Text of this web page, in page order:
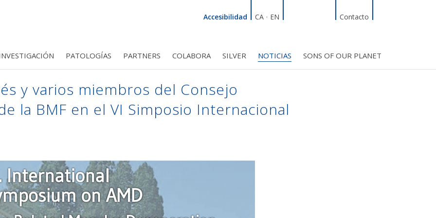
Accesibilidad
CA · EN Facebook
TwitterInstagram
Contacto
SOMOS? BMF TEAM PATRONATO CONSEJO CIENTÍFICO
PUBLICACIONES ENSAYOS CLÍNICOS OTROS PROYECTOS
PATOLOGÍAS
RETINOSIS PIGMENTARIA ENFERMEDAD DE STARGARDT
PARTNERS COLABORA
DONACIONES Y EMPRESAS HERENCIAS O LEGADOS OTRAS INICIATIVAS
SILVER
INTRODUCCIÓN APLICACIONES DISPOSITIVOS
NOTICIAS SONS OF OUR PLANET
y varios miembros del Consejo
la BMF en el VI Simposio Internacional